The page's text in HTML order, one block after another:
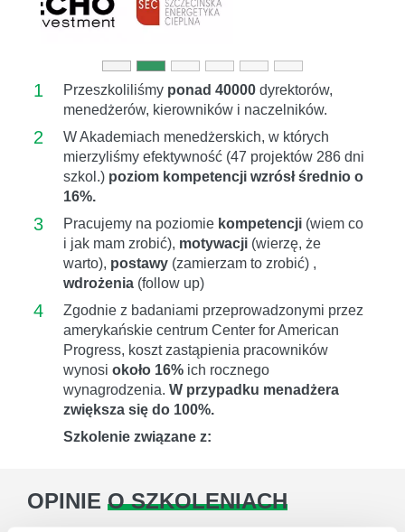
1 Przeszkoliliśmy ponad 40000 dyrektorów,
menedżerów, kierowników i naczelników.
2
W Akademiach menedżerskich, w których
mierzyliśmy efektywność (47 projektów 286 dni
szkol.) poziom kompetencji wzrósł średnio o
16%.
3 Pracujemy na poziomie kompetencji (wiem co
i jak mam zrobić), motywacji (wierzę, że
warto), postawy (zamierzam to zrobić) ,
wdrożenia (follow up)
4
Zgodnie z badaniami przeprowadzonymi przez
amerykańskie centrum Center for American
Progress, koszt zastąpienia pracowników
wynosi około 16% ich rocznego
wynagrodzenia. W przypadku menadżera
zwiększa się do 100%.
Szkolenie związane z:
OPINIE O SZKOLENIACH